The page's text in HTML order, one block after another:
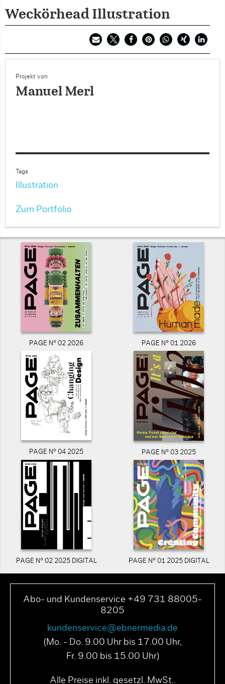
Weckörhead Illustration
Projekt von
Manuel Merl
Tags
Illustration
Zum Portfolio
PAGE N° 02 2026 PAGE N° 01 2026
PAGE N° 04 2025 PAGE N° 03 2025
PAGE N° 02 2025 DIGITAL PAGE N° 01 2025 DIGITAL
Abo- und Kundenservice +49 731 88005-
8205
kundenservice@ebnermedia.de
(Mo. - Do. 9.00 Uhr bis 17.00 Uhr,
Fr. 9.00 bis 15.00 Uhr)
Alle Preise inkl. gesetzl. MwSt..